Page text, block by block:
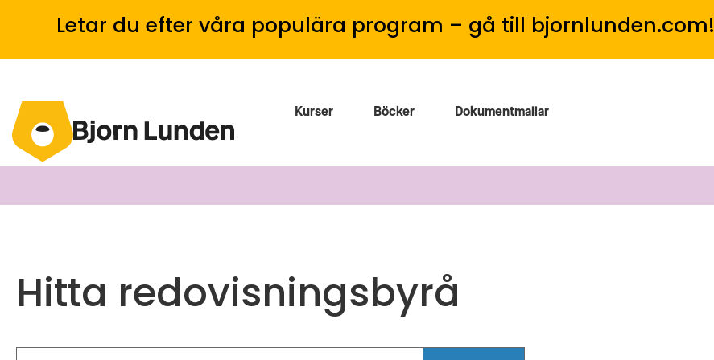
Letar du efter våra populära program – gå till bjornlunden.com!
Kurser Böcker Dokumentmallar
Hitta redovisningsbyrå